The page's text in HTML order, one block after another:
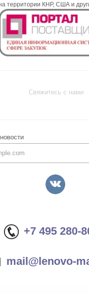
территории КНР, США и
Свяжитесь с нами
+7 495 280-
mail@lenovo-